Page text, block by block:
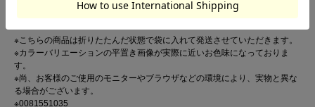
Brand : OCEAN & GROUND / オーシャンアンドグラウンド
※こちらの商品は折りたたんだ状態で袋に入れて発送させていただきます。
※カラーバリエーションの平置き画像が実際に近いお色味になっておりま
す。
※尚、お客様のご使用のモニターやブラウザなどの環境により、実物と異な
る場合がございます。
※0081551035